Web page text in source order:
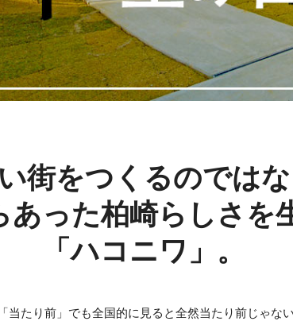
街をつくるのではな
あった柏崎らしさを
「ハコニワ」。
当たり前」でも全国的に見ると全然当たり前じゃな